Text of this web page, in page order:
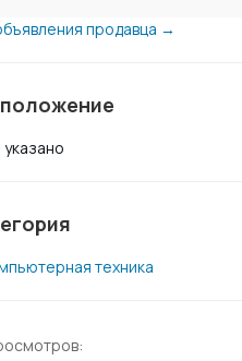
продавца →
техника